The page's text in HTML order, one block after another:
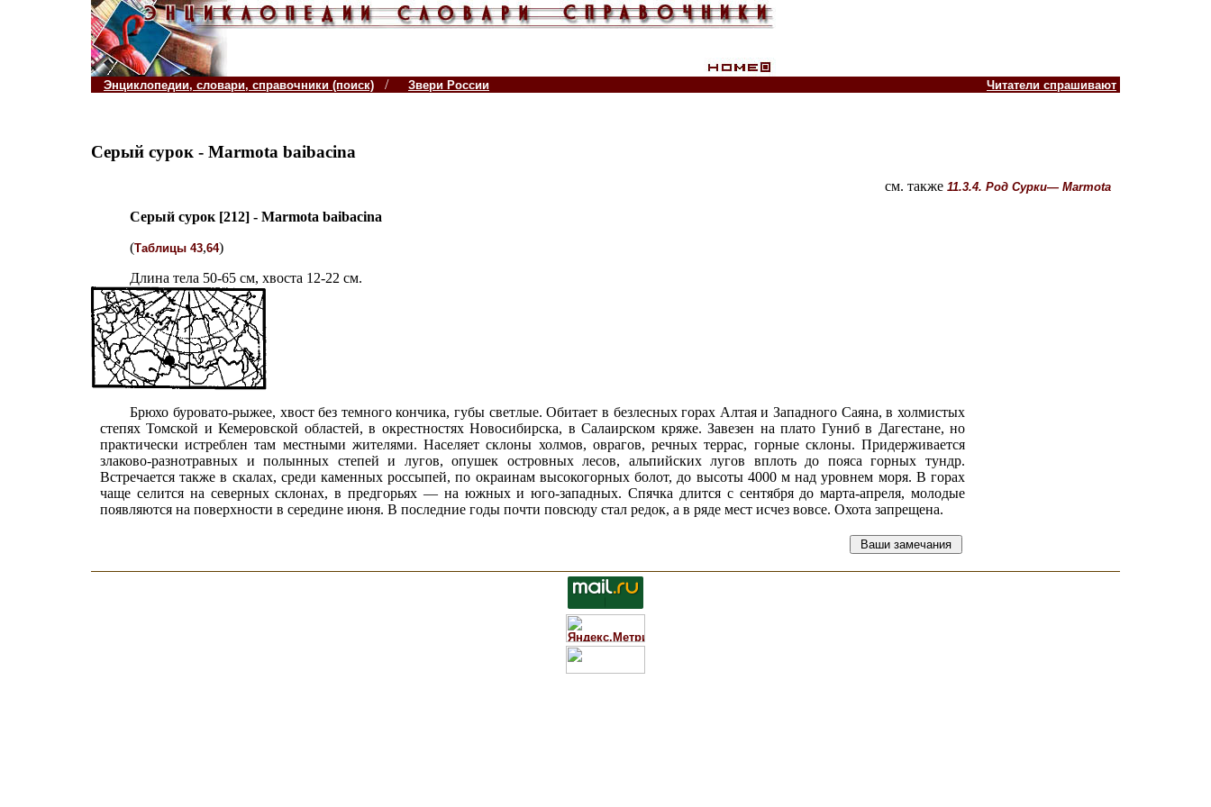
Энциклопедии, словари, справочники (поиск) / Звери России Читатели спрашивают
Серый сурок - Marmota baibacina
см. также 11.3.4. Род Сурки— Marmota
Серый сурок [212] - Marmota baibacina
(Таблицы 43,64)
Длина тела 50-65 см, хвоста 12-22 см.
Брюхо буровато-рыжее, хвост без темного кончика, губы светлые. Обитает в безлесных горах Алтая и Западного Саяна, в холмистых
степях Томской и Кемеровской областей, в окрестностях Новосибирска, в Салаирском кряже. Завезен на плато Гуниб в Дагестане, но
практически истреблен там местными жителями. Населяет склоны холмов, оврагов, речных террас, горные склоны. Придерживается
злаково-разнотравных и полынных степей и лугов, опушек островных лесов, альпийских лугов вплоть до пояса горных тундр.
Встречается также в скалах, среди каменных россыпей, по окраинам высокогорных болот, до высоты 4000 м над уровнем моря. В горах
чаще селится на северных склонах, в предгорьях — на южных и юго-западных. Спячка длится с сентября до марта-апреля, молодые
появляются на поверхности в середине июня. В последние годы почти повсюду стал редок, а в ряде мест исчез вовсе. Охота запрещена.